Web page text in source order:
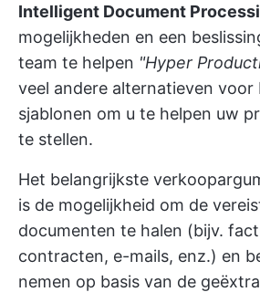
Intelligent Document
mogelijkheden en een
team te helpen "Hyper
veel andere alternatieven voor
sjablonen om u te helpen uw
te stellen.
Het belangrijkste
is de mogelijkheid om de
documenten te halen (bijv.
contracten, e-mails, enz.) en
nemen op basis van de